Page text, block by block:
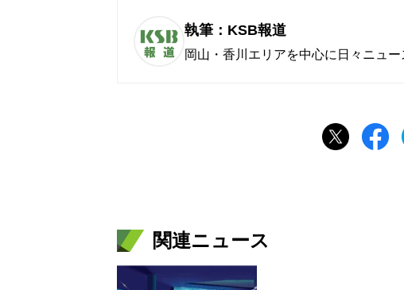
執筆：KSB報道
岡山・香川エリアを中心に日々ニュー
関連ニュース